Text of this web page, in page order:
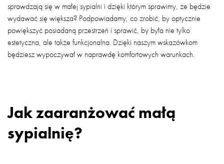
sprawdzają się w małej sypialni i dzięki którym sprawimy, że będzie
wydawać się większa? Podpowiadamy, co zrobić, by optycznie
powiększyć posiadaną przestrzeń i sprawić, by była nie tylko
estetyczna, ale także funkcjonalna. Dzięki naszym wskazówkom
będziesz wypoczywał w naprawdę komfortowych warunkach.
Jak zaaranżować małą
sypialnię?